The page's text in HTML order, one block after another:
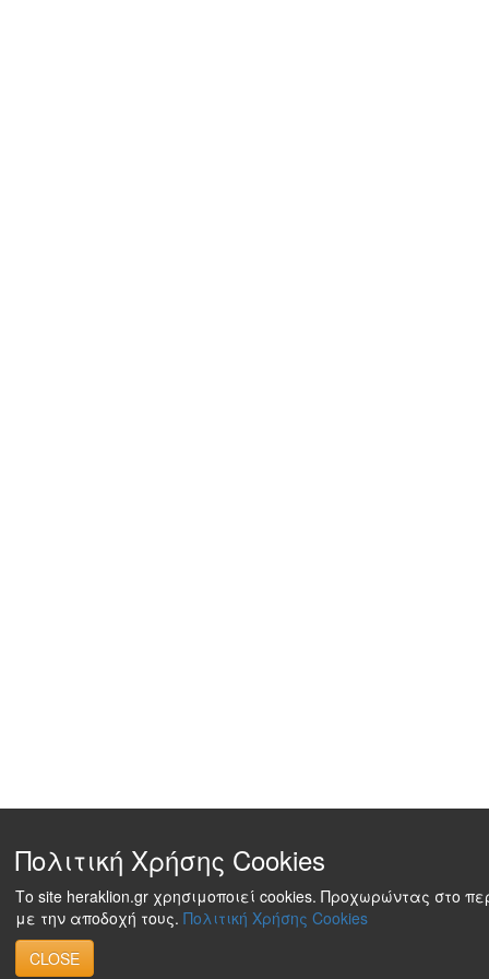
Πολιτική Χρήσης Cookies
Το site heraklion.gr χρησιμοποιεί cookies. Προχωρώντας στο
με την αποδοχή τους. Πολιτική Χρήσης Cookies
CLOSE